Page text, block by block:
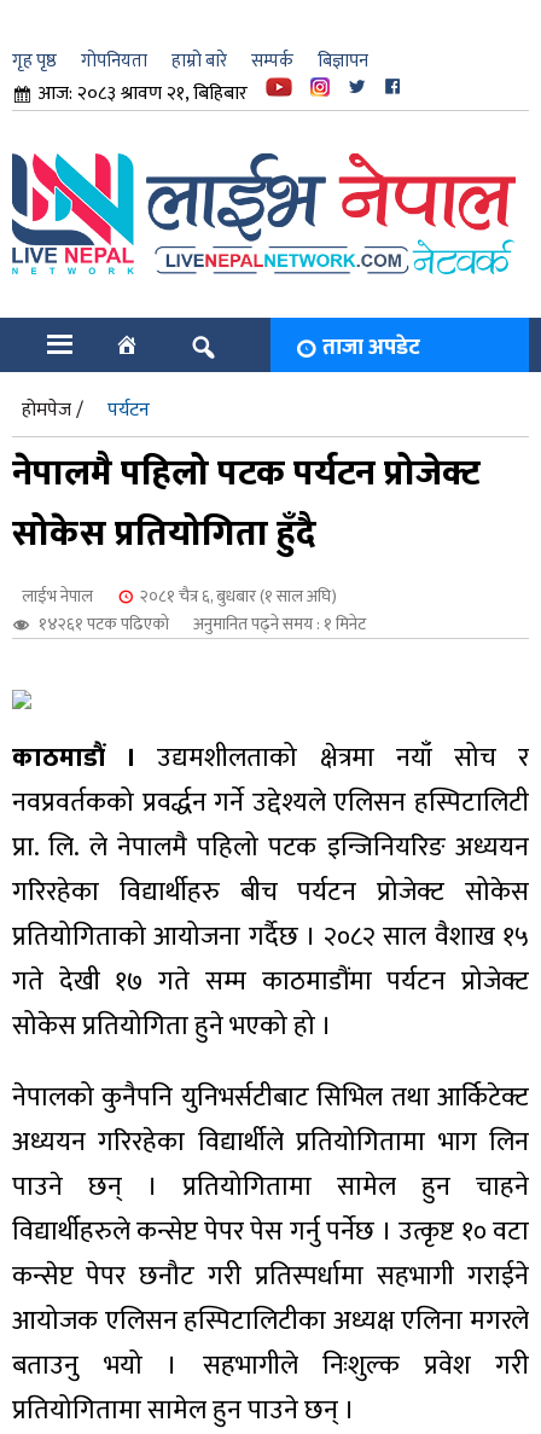
गृह पृष्ठ गोपनियता हाम्रो बारे सम्पर्क बिज्ञापन
आज: २०८३ श्रावण २१, बिहिबार
ताजा अपडेट
होमपेज / पर्यटन
नेपालमै पहिलो पटक पर्यटन प्रोजेक्ट
सोकेस प्रतियोगिता हुँदै
लाईभ नेपाल
२०८१ चैत्र ६, बुधबार (१ साल अघि)
१४२६१ पटक पढिएको
अनुमानित पढ्ने समय : १ मिनेट
काठमाडौं । उद्यमशीलताको क्षेत्रमा नयाँ सोच र
नवप्रवर्तकको प्रवर्द्धन गर्ने उद्देश्यले एलिसन हस्पिटालिटी
प्रा. लि. ले नेपालमै पहिलो पटक इन्जिनियरिङ अध्ययन
गरिरहेका विद्यार्थीहरु बीच पर्यटन प्रोजेक्ट सोकेस
प्रतियोगिताको आयोजना गर्दैछ । २०८२ साल वैशाख १५
गते देखी १७ गते सम्म काठमाडौंमा पर्यटन प्रोजेक्ट
सोकेस प्रतियोगिता हुने भएको हो ।
नेपालको कुनैपनि युनिभर्सटीबाट सिभिल तथा आर्किटेक्ट
अध्ययन गरिरहेका विद्यार्थीले प्रतियोगितामा भाग लिन
पाउने छन् । प्रतियोगितामा सामेल हुन चाहने
विद्यार्थीहरुले कन्सेप्ट पेपर पेस गर्नु पर्नेछ । उत्कृष्ट १० वटा
कन्सेप्ट पेपर छनौट गरी प्रतिस्पर्धामा सहभागी गराईने
आयोजक एलिसन हस्पिटालिटीका अध्यक्ष एलिना मगरले
बताउनु भयो । सहभागीले निःशुल्क प्रवेश गरी
प्रतियोगितामा सामेल हुन पाउने छन् ।